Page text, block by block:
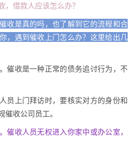
，借款人应该怎么办？
收是真的吗，也了解到它的流程和合
，遇到催收上门怎么办？这里给出几
催收是一种正常的债务追讨行为，不
员上门拜访时，要核实对方的身份和
催收公司员工。
催收人员无权进入你家中或办公室，